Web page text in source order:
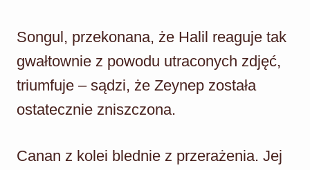
Songul, przekonana, że Halil reaguje tak
gwałtownie z powodu utraconych zdjęć,
triumfuje – sądzi, że Zeynep została
ostatecznie zniszczona.
Canan z kolei blednie z przerażenia. Jej